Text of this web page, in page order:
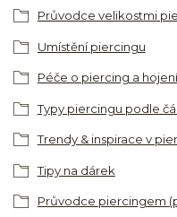
Průvodce velikostmi
Umístění piercingu
Péče o piercing a hojení
Typy piercingu podle
Trendy & inspirace v
Tipy na dárek
Průvodce piercingem